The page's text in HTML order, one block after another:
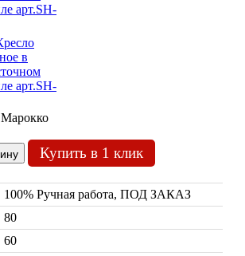
Марокканские лампы
Мозаичные лампы
Лампы со стеклом
Марокканские
Марокко
Купить в 1 клик
100% Ручная работа, ПОД ЗАКАЗ
80
60